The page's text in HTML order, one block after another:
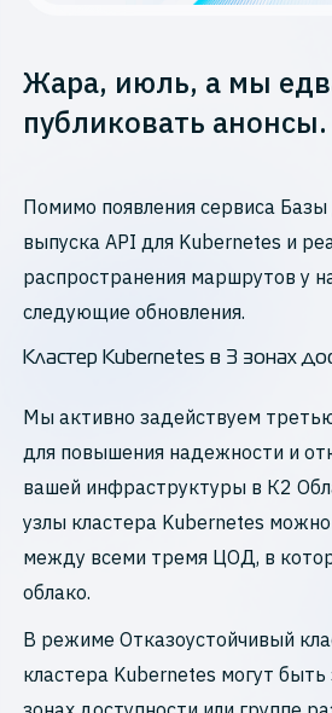
Жара, июль, а мы
публиковать анонсы.
Помимо появления сервиса
выпуска API для Kubernetes и
распространения маршрутов у
следующие обновления.
Кластер Kubernetes в 3 зонах
Мы активно задействуем
для повышения надежности и
вашей инфраструктуры в К2
узлы кластера Kubernetes
между всеми тремя ЦОД, в
облако.
В режиме Отказоустойчивый
кластера Kubernetes могут